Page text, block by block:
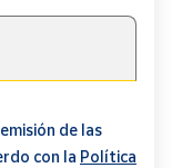
de las
con la Política